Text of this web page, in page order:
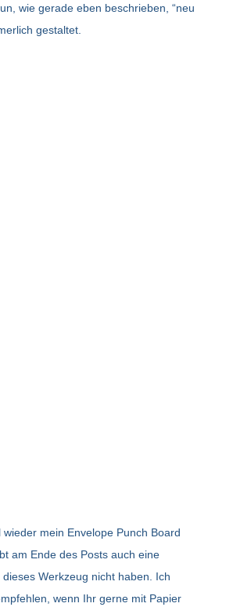
wie gerade eben beschrieben, “neu
gestaltet.
mein Envelope Punch Board
am Ende des Posts auch eine
Werkzeug nicht haben. Ich
wenn Ihr gerne mit Papier